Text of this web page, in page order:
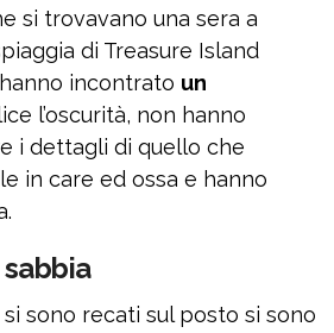
si trovavano una sera a
di Treasure Island
incontrato un
l’oscurità, non hanno
i dettagli di quello che
in care ed ossa e hanno
sono recati sul posto si sono